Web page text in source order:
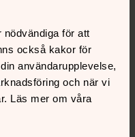
för att
också kakor för
användarupplevelse,
och när vi
Läs mer om våra
sidans